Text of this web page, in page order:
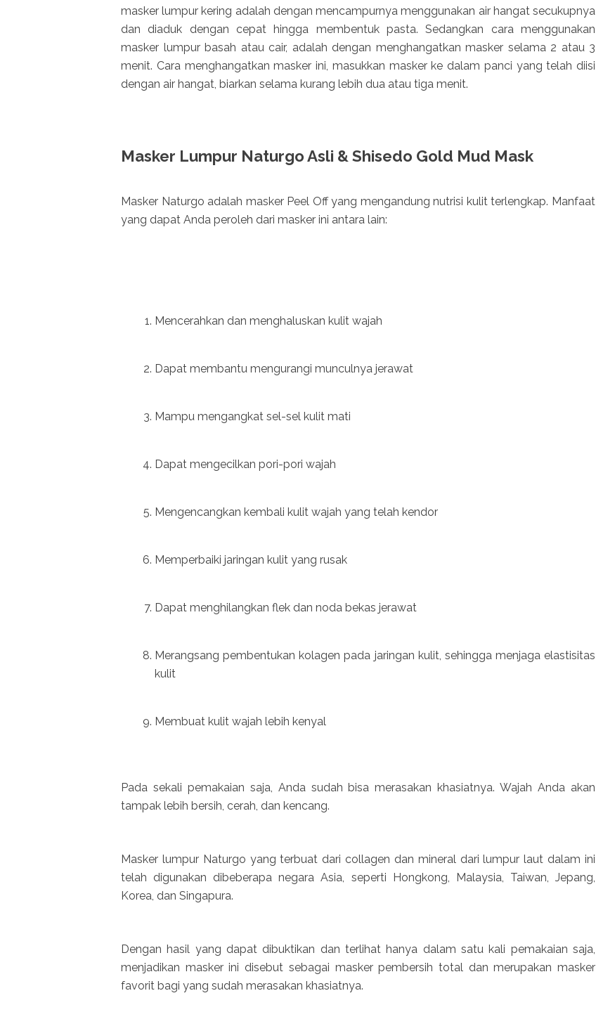
masker lumpur kering adalah dengan mencampurnya menggunakan air hangat secukupnya
dan diaduk dengan cepat hingga membentuk pasta. Sedangkan cara menggunakan
masker lumpur basah atau cair, adalah dengan menghangatkan masker selama 2 atau 3
menit. Cara menghangatkan masker ini, masukkan masker ke dalam panci yang telah diisi
dengan air hangat, biarkan selama kurang lebih dua atau tiga menit.
Masker Lumpur Naturgo Asli & Shisedo Gold Mud Mask
Masker Naturgo adalah masker Peel Off yang mengandung nutrisi kulit terlengkap. Manfaat
yang dapat Anda peroleh dari masker ini antara lain:
Mencerahkan dan menghaluskan kulit wajah
Dapat membantu mengurangi munculnya jerawat
Mampu mengangkat sel-sel kulit mati
Dapat mengecilkan pori-pori wajah
Mengencangkan kembali kulit wajah yang telah kendor
Memperbaiki jaringan kulit yang rusak
Dapat menghilangkan flek dan noda bekas jerawat
Merangsang pembentukan kolagen pada jaringan kulit, sehingga menjaga elastisitas
kulit
Membuat kulit wajah lebih kenyal
Pada sekali pemakaian saja, Anda sudah bisa merasakan khasiatnya. Wajah Anda akan
tampak lebih bersih, cerah, dan kencang.
Masker lumpur Naturgo yang terbuat dari collagen dan mineral dari lumpur laut dalam ini
telah digunakan dibeberapa negara Asia, seperti Hongkong, Malaysia, Taiwan, Jepang,
Korea, dan Singapura.
Dengan hasil yang dapat dibuktikan dan terlihat hanya dalam satu kali pemakaian saja,
menjadikan masker ini disebut sebagai masker pembersih total dan merupakan masker
favorit bagi yang sudah merasakan khasiatnya.